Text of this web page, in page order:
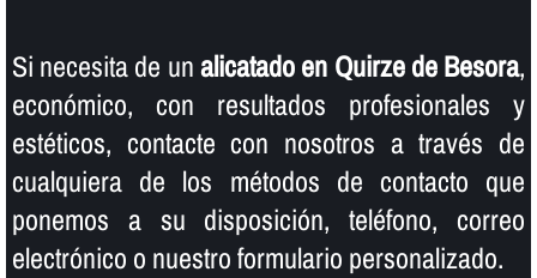
Si necesita de unalicatado en Quirze de Besora,
económico, con resultados profesionales y
estéticos, contacte con nosotros a través de
cualquiera de los métodos de contacto que
ponemos a su disposición, teléfono, correo
electrónico o nuestro formulario personalizado.